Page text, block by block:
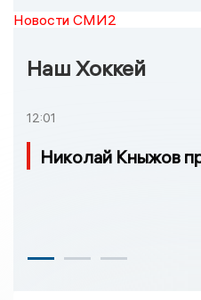
Новости СМИ2
Наш Хоккей
12:01
Николай Кныжов